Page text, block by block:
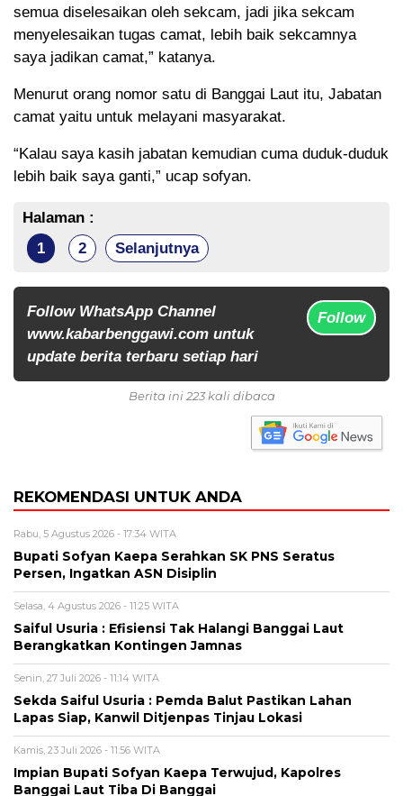
semua diselesaikan oleh sekcam, jadi jika sekcam
menyelesaikan tugas camat, lebih baik sekcamnya
saya jadikan camat,” katanya.
Menurut orang nomor satu di Banggai Laut itu, Jabatan
camat yaitu untuk melayani masyarakat.
“Kalau saya kasih jabatan kemudian cuma duduk-duduk
lebih baik saya ganti,” ucap sofyan.
Halaman :
1
2 Selanjutnya
Follow WhatsApp Channel
www.kabarbenggawi.com untuk
update berita terbaru setiap hari
Follow
Berita ini 223 kali dibaca
REKOMENDASI UNTUK ANDA
Rabu, 5 Agustus 2026 - 17:34 WITA
Bupati Sofyan Kaepa Serahkan SK PNS Seratus
Persen, Ingatkan ASN Disiplin
Selasa, 4 Agustus 2026 - 11:25 WITA
Saiful Usuria : Efisiensi Tak Halangi Banggai Laut
Berangkatkan Kontingen Jamnas
Senin, 27 Juli 2026 - 11:14 WITA
Sekda Saiful Usuria : Pemda Balut Pastikan Lahan
Lapas Siap, Kanwil Ditjenpas Tinjau Lokasi
Kamis, 23 Juli 2026 - 11:56 WITA
Impian Bupati Sofyan Kaepa Terwujud, Kapolres
Banggai Laut Tiba Di Banggai